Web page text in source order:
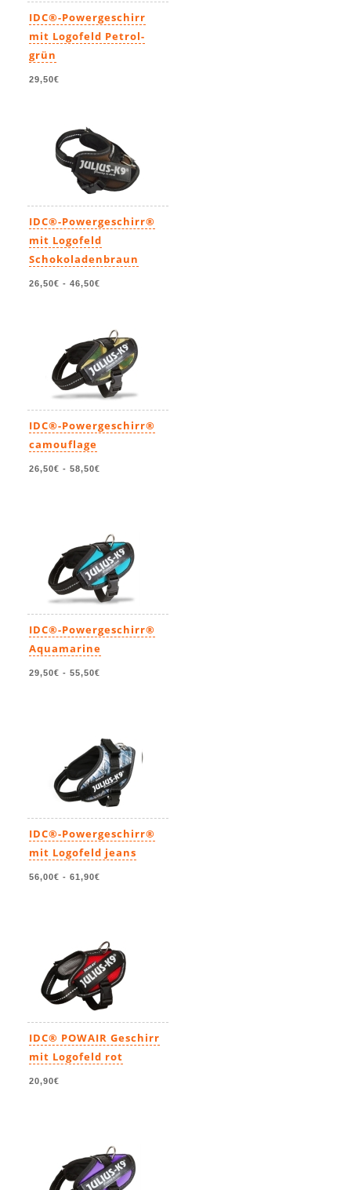
IDC®-Powergeschirr
mit Logofeld Petrol-
grün
29,50€
IDC®-Powergeschirr®
mit Logofeld
Schokoladenbraun
26,50€ - 46,50€
IDC®-Powergeschirr®
camouflage
26,50€ - 58,50€
IDC®-Powergeschirr®
Aquamarine
29,50€ - 55,50€
IDC®-Powergeschirr®
mit Logofeld jeans
56,00€ - 61,90€
IDC® POWAIR Geschirr
mit Logofeld rot
20,90€